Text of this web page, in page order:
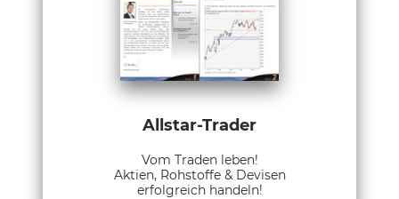
Allstar-Trader
Vom Traden leben!
Aktien, Rohstoffe & Devisen
erfolgreich handeln!